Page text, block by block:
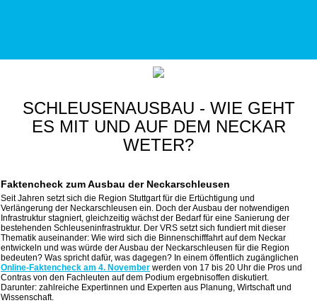
SCHLEUSENAUSBAU - WIE GEHT
ES MIT UND AUF DEM NECKAR
WETER?
Faktencheck zum Ausbau der Neckarschleusen
Seit Jahren setzt sich die Region Stuttgart für die Ertüchtigung und
Verlängerung der Neckarschleusen ein. Doch der Ausbau der notwendigen
Infrastruktur stagniert, gleichzeitig wächst der Bedarf für eine Sanierung der
bestehenden Schleuseninfrastruktur. Der VRS setzt sich fundiert mit dieser
Thematik auseinander: Wie wird sich die Binnenschifffahrt auf dem Neckar
entwickeln und was würde der Ausbau der Neckarschleusen für die Region
bedeuten? Was spricht dafür, was dagegen? In einem öffentlich zugänglichen
Online-Faktencheck am 4. November werden von 17 bis 20 Uhr die Pros und
Contras von den Fachleuten auf dem Podium ergebnisoffen diskutiert.
Darunter: zahlreiche Expertinnen und Experten aus Planung, Wirtschaft und
Wissenschaft.